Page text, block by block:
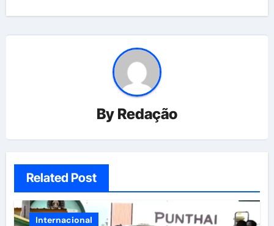
By Redação
Related Post
Internacional